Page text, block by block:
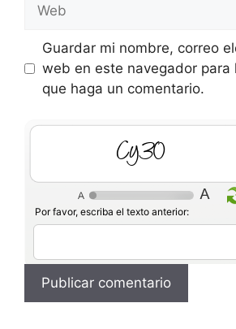
Guardar mi nombre, correo
web en este navegador para
que haga un comentario.
TixB
Por favor, escriba el texto anterior: